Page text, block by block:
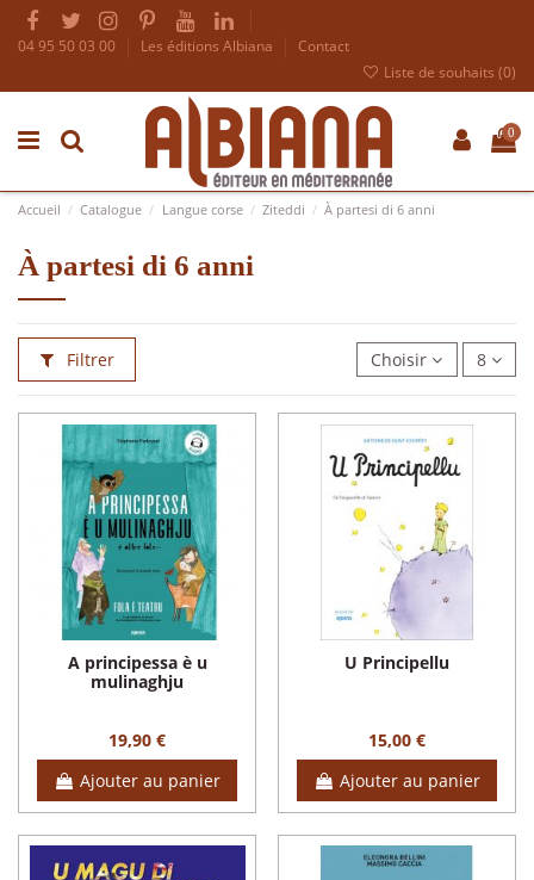
04 95 50 03 00 Les éditions Albiana
Contact
Liste de souhaits (0)
0
Accueil Catalogue Langue corse Ziteddi À partesi di 6 anni
À partesi di 6 anni
Filtrer Choisir 8
A principessa è u
mulinaghju
19,90 €
Ajouter au panier
U Principellu
15,00 €
Ajouter au panier